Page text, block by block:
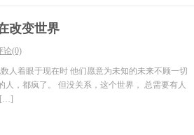
改变世界
论(0)
人着眼于现在时 他们愿意为未知的未来不顾一切
，都疯了。 但没关系，这个世界， 总需要有人
[…]